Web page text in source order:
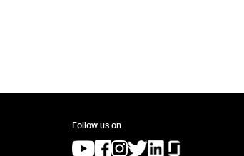
Follow us on
(opens in a new tab)
(opens in a new tab)
(opens in a new tab)
(opens in a new tab)
(opens in a new